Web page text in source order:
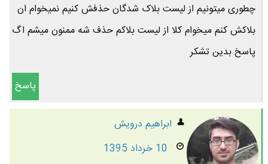
چطوری میتونیم از لیست بلاک شدگان حذفش کنیم نمیخوام ان
بلاکش کنم میخوام کلا از لیست بلاکم حذف شه ممنون میشم اگ
پاسخ بدین تشکر
پاسخ
ابراهیم درویش
10 خرداد 1395